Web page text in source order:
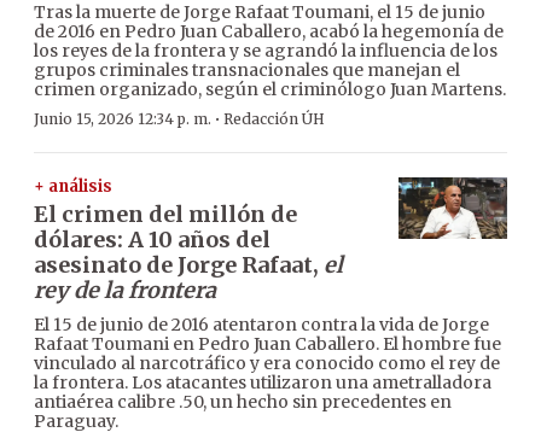
Tras la muerte de Jorge Rafaat Toumani, el 15 de junio
de 2016 en Pedro Juan Caballero, acabó la hegemonía de
los reyes de la frontera y se agrandó la influencia de los
grupos criminales transnacionales que manejan el
crimen organizado, según el criminólogo Juan Martens.
Junio 15, 2026 12:34 p. m. · Redacción ÚH
+ análisis
El crimen del millón de
dólares: A 10 años del
asesinato de Jorge Rafaat, el
rey de la frontera
El 15 de junio de 2016 atentaron contra la vida de Jorge
Rafaat Toumani en Pedro Juan Caballero. El hombre fue
vinculado al narcotráfico y era conocido como el rey de
la frontera. Los atacantes utilizaron una ametralladora
antiaérea calibre .50, un hecho sin precedentes en
Paraguay.